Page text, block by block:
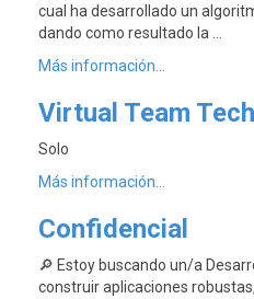
cual ha desarrollado un
dando como resultado la …
Más información...
Virtual Team Tech
Solo
Más información...
Confidencial
🔎 Estoy buscando un/a
construir aplicaciones